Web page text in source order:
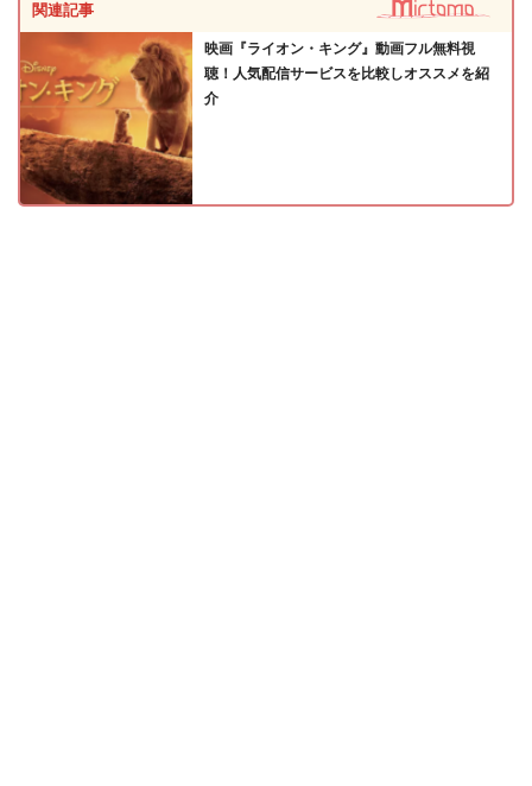
関連記事
映画『ライオン・キング』動画フル無料視
聴！人気配信サービスを比較しオススメを紹
介